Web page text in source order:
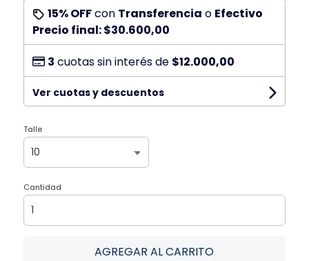
15% OFFcon Transferencia o Efectivo
Precio final:$30.600,00
3 cuotas sin interés de $12.000,00
Ver cuotas y descuentos
Talle
Cantidad
AGREGAR AL CARRITO